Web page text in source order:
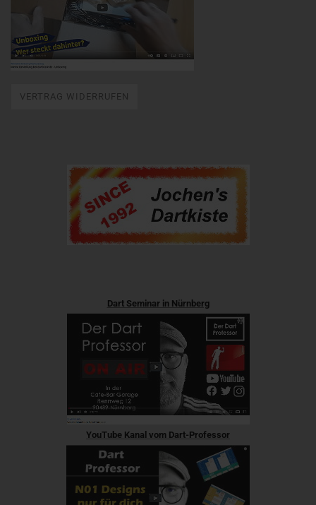
VERTRAG WIDERRUFEN
Dart Seminar in Nürnberg
YouTube Kanal vom Dart-Professor